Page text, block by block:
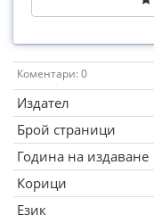
Коментари: 0
Издател
Брой страници
Година на издаване
Корици
Език